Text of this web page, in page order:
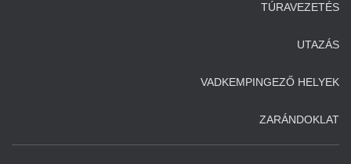
TÚRAVEZETÉS
UTAZÁS
VADKEMPINGEZŐ HELYEK
ZARÁNDOKLAT